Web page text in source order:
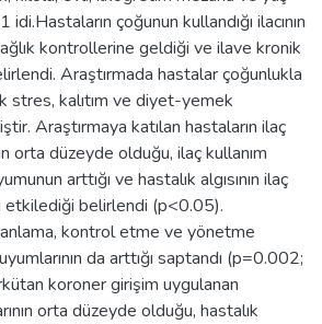
çoğunun kullandığı ilacının
kontrollerine geldiği ve ilave kronik
Araştırmada hastalar çoğunlukla
stres, kalıtım ve diyet-yemek
Araştırmaya katılan hastaların ilaç
orta düzeyde olduğu, ilaç kullanım
arttığı ve hastalık algısının ilaç
etkilediği belirlendi (p<0.05).
anlama, kontrol etme ve yönetme
da arttığı saptandı (p=0.002;
koroner girişim uygulanan
orta düzeyde olduğu, hastalık